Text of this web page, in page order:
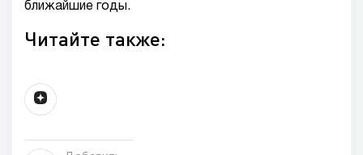
ближайшие годы.
Читайте также: